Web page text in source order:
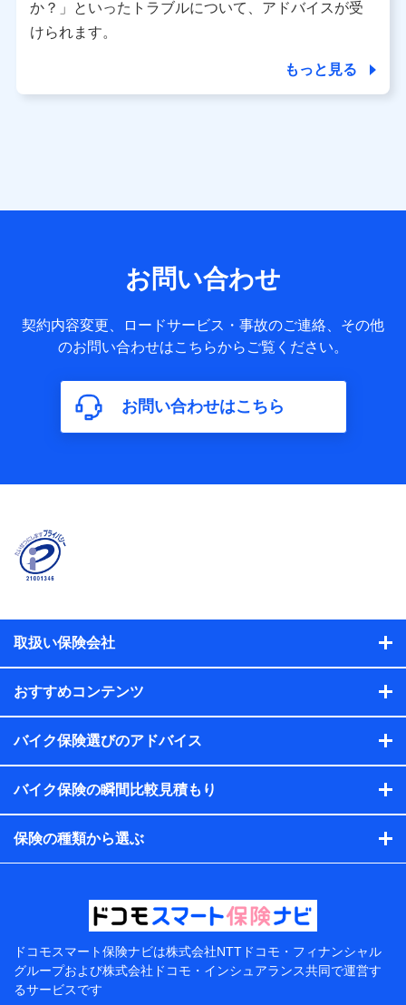
基本情報
氏名、電話番号、メールアドレス、お客さまの識別子、属
性、連絡先、dポイントサービスのご利用に関する情報。例
所、dポイント残高、dポイント利用履歴などが含まれます。
利用情報
品の名称・購入場所・決済に関する情報、アンケートの回答
当社または株式会社NTTドコモ・フィナンシャルグループが
提供する保険関連サービスに関して取得し、又は保有する情
ー登録受付時に提供いただいた情報（氏名、住所、生年月
日、性別、保険契約者と被保険者の関係、保険加入の目的、
保険商品の内容、保険料、保険料のお支払方法、車のメーカ
ペットの種類や年齢など）及びお客様との応対記録（お客様
に提示した比較見積の試算結果情報、メールマガジンを提供
した際のメール内容や送信履歴の情報及び保険の更改案内等
を提供した際のメール内容や送信履歴などの情報）が含まれ
当社または株式会社NTTドコモ・フィナンシャルグループが
契約者と被保険者の関係、保険加入の目的、保険商品の内
容、保険料、保険料のお支払方法、車のメーカーや走行距離
などの情報、建物の構造や築年数などの情報、ペットの種類
【共同して利用する者の範囲】
当社
【利用目的】
提供する保険関連サービスにおけるユーザー登録受付および
取引のあるもしくは委託を受けている保険会社・提携会社の
会社のサービスを案内、提供するため
（各サービスで取得したサービス利用履歴、ウェブサイトの
閲覧履歴、購買履歴、ご契約内容等のパーソナルデータを分
析して、お客さまの趣味・嗜好・傾向に応じたサービス・商
品等に関するご提案や広告の配信等を行うことがありま
す。）
か？」といったトラブルについて、アドバイスが受
けられます。
もっと見る
お問い合わせ
契約内容変更、ロードサービス・事故のご連絡、その他
のお問い合わせはこちらからご覧ください。
お問い合わせはこちら
取扱い保険会社
おすすめコンテンツ
バイク保険選びのアドバイス
バイク保険の瞬間比較見積もり
保険の種類から選ぶ
ドコモスマート保険ナビは株式会社NTTドコモ・フィナンシャル
グループおよび株式会社ドコモ・インシュアランス共同で運営す
るサービスです